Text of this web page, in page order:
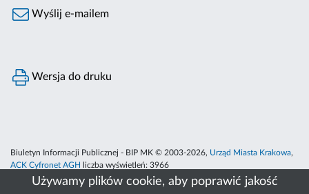
Używamy plików cookie, aby poprawić jakość
Wyślij e-mailem
Wersja do druku
Biuletyn Informacji Publicznej - BIP MK © 2003-2026, Urząd Miasta Krakowa,
ACK Cyfronet AGH
liczba wyświetleń: 3966